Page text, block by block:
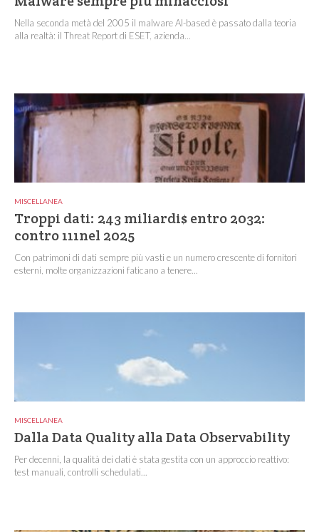
Nella seconda metà del 2005 il malware AI-based è passato dalla teoria
alla realtà: il Threat Report di ESET, azienda...
MISCELLANEA
Troppi dati: 243 miliardi$ entro 2032:
contro 111nel 2025
Con patrimoni di dati sempre più vasti e un numero crescente di fornitori
esterni, molte organizzazioni faticano a tenere...
MISCELLANEA
Dalla Data Quality alla Data Observability
Per decenni, la qualità dei dati è stata gestita con un approccio reattivo:
test manuali, controlli schedulati...